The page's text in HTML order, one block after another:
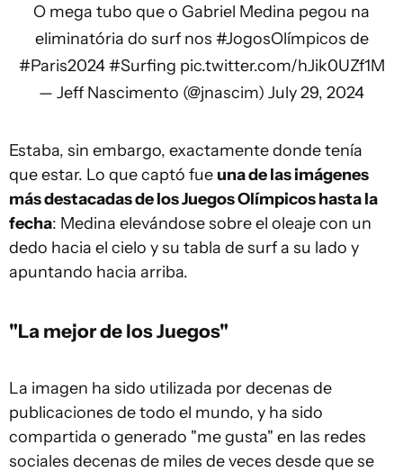
O mega tubo que o Gabriel Medina pegou na
eliminatória do surf nos #JogosOlímpicos de
#Paris2024 #Surfing pic.twitter.com/hJik0UZf1M
— Jeff Nascimento (@jnascim) July 29, 2024
Estaba, sin embargo, exactamente donde tenía
que estar. Lo que captó fue una de las imágenes
más destacadas de los Juegos Olímpicos hasta la
fecha: Medina elevándose sobre el oleaje con un
dedo hacia el cielo y su tabla de surf a su lado y
apuntando hacia arriba.
"La mejor de los Juegos"
La imagen ha sido utilizada por decenas de
publicaciones de todo el mundo, y ha sido
compartida o generado "me gusta" en las redes
sociales decenas de miles de veces desde que se